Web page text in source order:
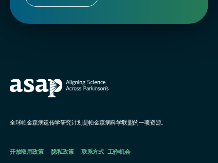
全球帕金森病遗传学研究计划是帕金森病科学联盟的一项资源。
开放取用政策 隐私政策 联系方式 工作机会